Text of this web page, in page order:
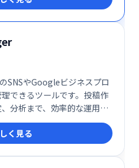
SNSやGoogleビジネスプロ
できるツールです。投稿作
分析まで、効率的な運用を
に、最適化されたSNS運用
く見る